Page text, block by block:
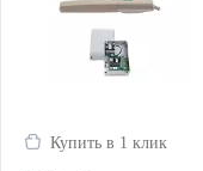
Купить в 1 клик